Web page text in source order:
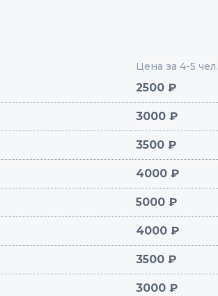
Цена за 4-5 чел.
2500 ₽
3000 ₽
3500 ₽
4000 ₽
5000 ₽
4000 ₽
3500 ₽
3000 ₽